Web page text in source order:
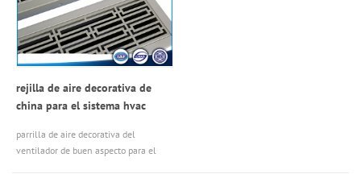
rejilla de aire decorativa de
china para el sistema hvac
parrilla de aire decorativa del
ventilador de buen aspecto para el